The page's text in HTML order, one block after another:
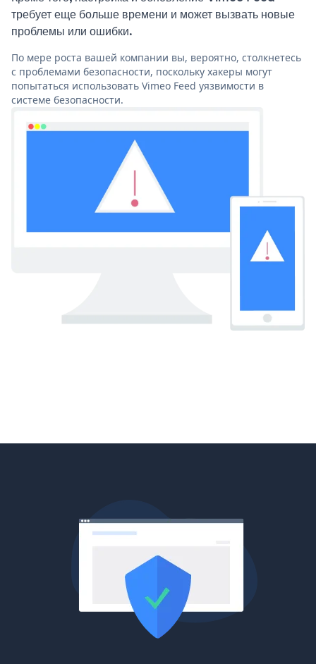
требует еще больше времени и может вызвать новые
проблемы или ошибки.
По мере роста вашей компании вы, вероятно, столкнетесь
с проблемами безопасности, поскольку хакеры могут
попытаться использовать Vimeo Feed уязвимости в
системе безопасности.